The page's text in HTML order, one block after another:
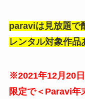
paraviは見放題で
レンタル対象作品
※2021年12月20
限定で＜Paravi年